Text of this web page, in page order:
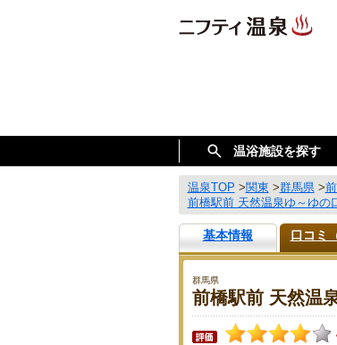
温浴施設を探す
温泉TOP >関東 >群馬県>
前橋駅前 天然温泉ゆ～ゆの
基本情報 口コミ
群馬県
前橋駅前 天然温